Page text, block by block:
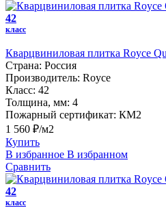
42
класс
Кварцвиниловая плитка Royce
Страна: Россия
Производитель: Royce
Класс: 42
Толщина, мм: 4
Пожарный сертификат: КМ2
1 560 ₽/м2
Купить
В избранное В избранном
Сравнить
42
класс